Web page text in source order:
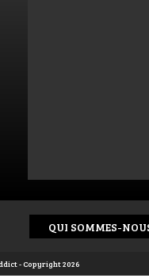
QUI SOMMES-
- Copyright 2026